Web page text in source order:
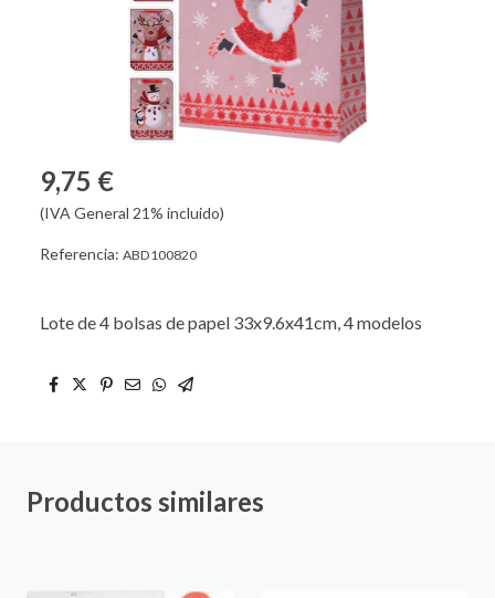
9,75 €
(IVA General 21% incluido)
Referencia: ABD100820
Lote de 4 bolsas de papel 33x9.6x41cm, 4 modelos
Productos similares